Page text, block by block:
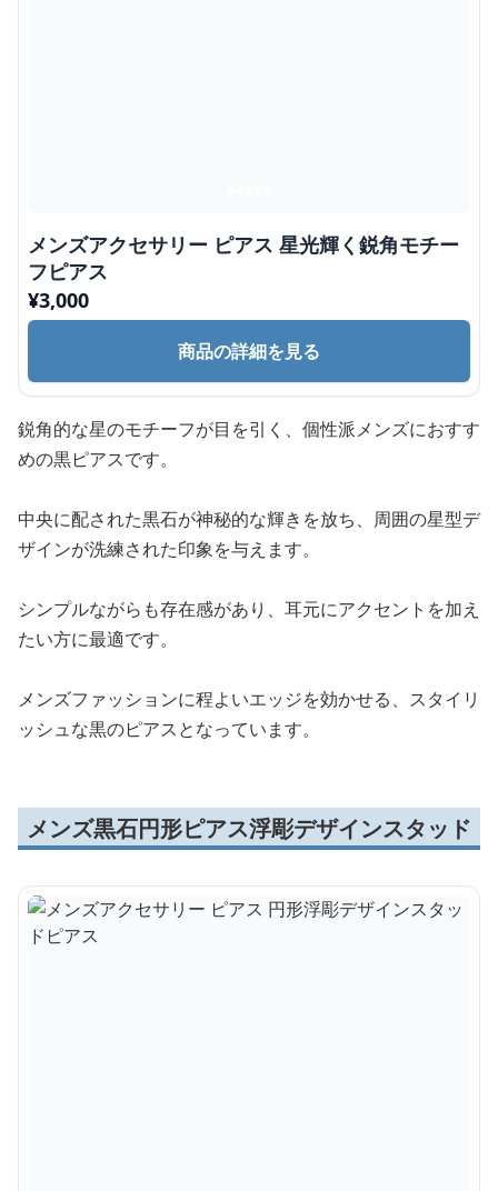
メンズアクセサリー ピアス 星光輝く鋭角モチー
フピアス
¥3,000
商品の詳細を見る
鋭角的な星のモチーフが目を引く、個性派メンズにおすす
めの黒ピアスです。
中央に配された黒石が神秘的な輝きを放ち、周囲の星型デ
ザインが洗練された印象を与えます。
シンプルながらも存在感があり、耳元にアクセントを加え
たい方に最適です。
メンズファッションに程よいエッジを効かせる、スタイリ
ッシュな黒のピアスとなっています。
メンズ黒石円形ピアス浮彫デザインスタッド